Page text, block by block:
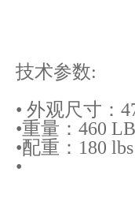
技术参数:
• 外观尺寸：
•重量：460
•配重：180
•